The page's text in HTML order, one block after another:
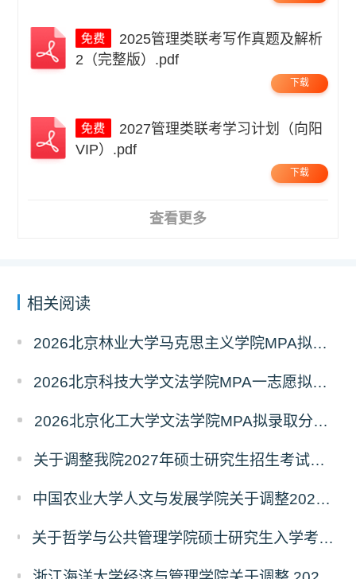
2（完整版）.pdf
下载
VIP）.pdf
下载
查看更多
相关阅读
2026北京林业大学马克思主义学院MPA拟录取分析解读
2026北京科技大学文法学院MPA一志愿拟录取分析解读
2026北京化工大学文法学院MPA拟录取分析解读
关于调整我院2027年硕士研究生招生考试科目及参考书的通知
中国农业大学人文与发展学院关于调整2027年硕士研究生招生考试初试科目的通知
关于哲学与公共管理学院硕士研究生入学考试（初试） 考试科目及参考书目变更的通知（二）